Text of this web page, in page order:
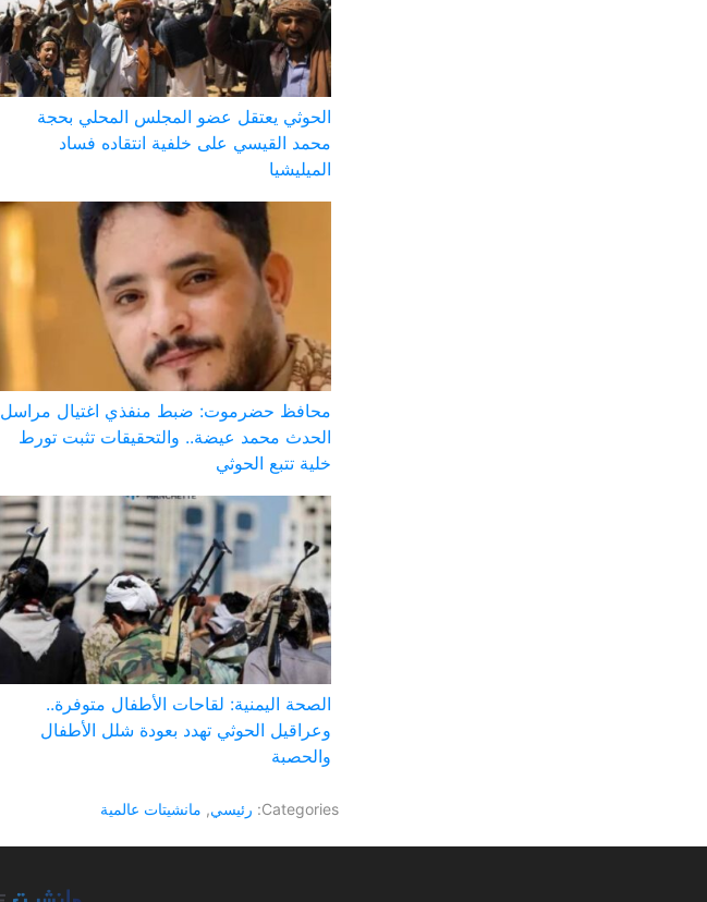
الحوثي يعتقل عضو المجلس المحلي بحجة
محمد القيسي على خلفية انتقاده فساد
الميليشيا
محافظ حضرموت: ضبط منفذي اغتيال مراسل
الحدث محمد عيضة.. والتحقيقات تثبت تورط
خلية تتبع الحوثي
الصحة اليمنية: لقاحات الأطفال متوفرة..
وعراقيل الحوثي تهدد بعودة شلل الأطفال
والحصبة
Categories: رئيسي, مانشيتات عالمية